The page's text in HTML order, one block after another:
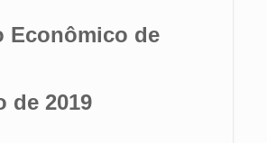
Econômico de
de 2019